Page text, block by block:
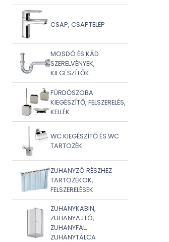
CSAP, CSAPTELEP
MOSDÓ ÉS KÁD
SZERELVÉNYEK,
KIEGÉSZÍTŐK
FÜRDŐSZOBA
KIEGÉSZÍTŐ, FELSZERELÉS,
KELLÉK
WC KIEGÉSZÍTŐ ÉS WC
TARTOZÉK
ZUHANYZÓ RÉSZHEZ
TARTOZÉKOK,
FELSZERELÉSEK
ZUHANYKABIN,
ZUHANYAJTÓ,
ZUHANYFAL,
ZUHANYTÁLCA